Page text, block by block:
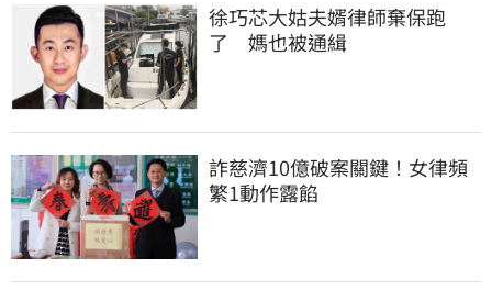
徐巧芯大姑夫婿律師棄保跑
了　媽也被通緝
詐慈濟10億破案關鍵！女律頻
繁1動作露餡